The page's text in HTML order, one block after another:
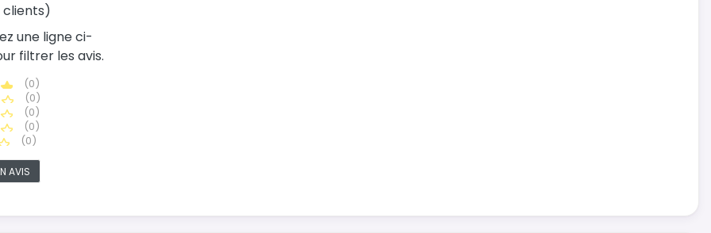
clients)
une ligne ci-
filtrer les avis.
(0)
(0)
(0)
(0)
(0)
AVIS